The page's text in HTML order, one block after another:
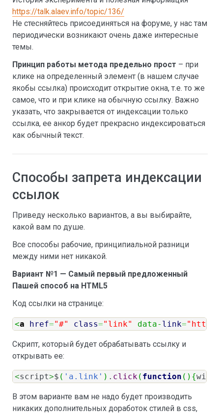
https://talk.alaev.info/topic/136/
Не стесняйтесь присоединяться на форуме, у нас там
периодически возникают очень даже интересные
темы.
Принцип работы метода предельно прост – при
клике на определенный элемент (в нашем случае
якобы ссылка) происходит открытие окна, т.е. то же
самое, что и при клике на обычную ссылку. Важно
указать, что закрывается от индексации только
ссылка, ее анкор будет прекрасно индексироваться
как обычный текст.
Способы запрета индексации
ссылок
Приведу несколько вариантов, а вы выбирайте,
какой вам по душе.
Все способы рабочие, принципиальной разници
между ними нет никакой.
Вариант №1 — Самый первый предложенный
Пашей способ на HTML5
Код ссылки на странице:
<a href="#" class="link" data- link=
Скрипт, который будет обрабатывать ссылку и
открывать ее:
<script>$ ( 'a.link' ) . click( function ( ) {
В этом варианте вам не надо будет производить
никаких дополнительных доработок стилей в css,